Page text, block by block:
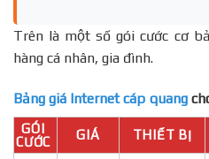
Trên là một số gói cước cơ
hàng cá nhân, gia đình.
Bảng giá Internet cáp quang
GÓI
CƯỚC
GIÁ THIẾT BỊ